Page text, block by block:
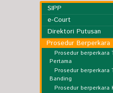
SIPP
e-Court
Direktori Putusan
Prosedur Berperkara
Prosedur berperkara
Pertama
Prosedur berperkara
Banding
Prosedur berperkara